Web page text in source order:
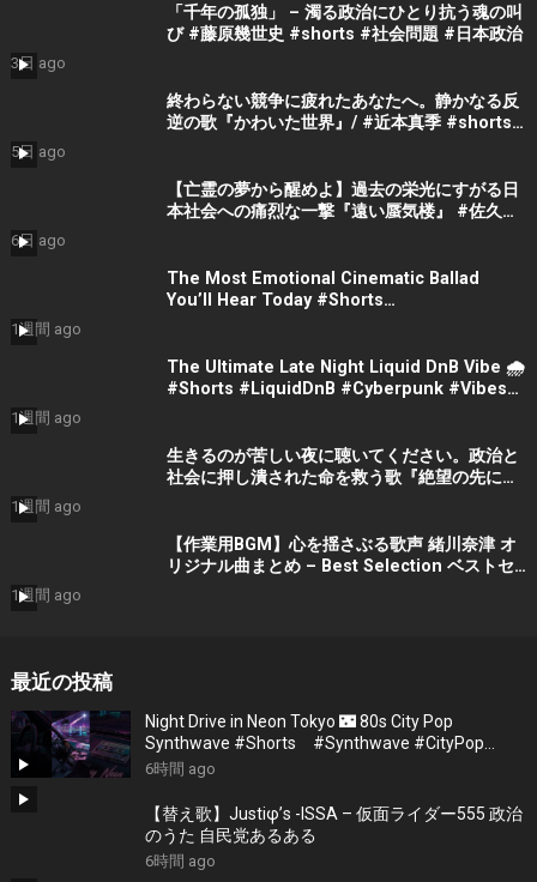
「千年の孤独」 – 濁る政治にひとり抗う魂の叫
び #藤原幾世史 #shorts #社会問題 #日本政治
3日 ago
終わらない競争に疲れたあなたへ。静かなる反
逆の歌『かわいた世界』/ #近本真季 #shorts
5日 ago
【亡霊の夢から醒めよ】過去の栄光にすがる日
本社会への痛烈な一撃『遠い蜃気楼』 #佐久間
6日 ago
The Most Emotional Cinematic Ballad
You’ll Hear Today #Shorts
1週間 ago
The Ultimate Late Night Liquid DnB Vibe 🌧️
#Shorts #LiquidDnB #Cyberpunk #Vibes
1週間 ago
生きるのが苦しい夜に聴いてください。政治と
社会に押し潰された命を救う歌『絶望の先に』
1週間 ago
【作業用BGM】心を揺さぶる歌声 緒川奈津 オ
リジナル曲まとめ – Best Selection ベストセ
1週間 ago
最近の投稿
Night Drive in Neon Tokyo 🌃 80s City Pop
Synthwave #Shorts #Synthwave #CityPop
#NightDrive
6時間 ago
【替え歌】Justiφ’s -ISSA – 仮面ライダー555 政治
のうた 自民党あるある
6時間 ago